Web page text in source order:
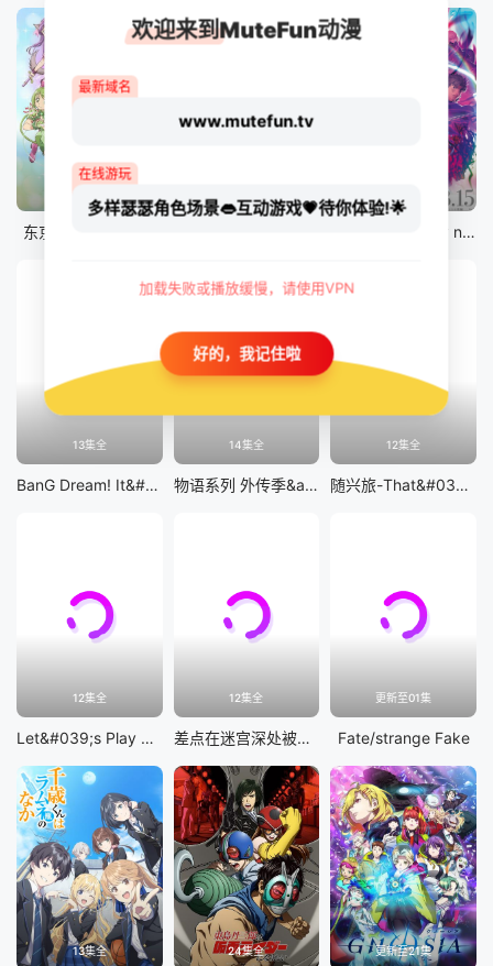
12集全
东京猫猫 NEW～♡ 剧场版 Fate/stay night [Heaven&#039;s Feel] III.spring song
13集全
BanG Dream! It&#039;s MyGO!!!!!
14集全
物语系列 外传季&amp;怪物季
12集全
随兴旅-That&#039;s Journey-
12集全
Let&#039;s Play 充满挑战的人生
12集全
差点在迷宫深处被信任的伙伴杀掉，但靠着天赐技能「无限扭蛋」获得等级9999的伙伴，我要向前队友和世界展开复仇&amp;「给他们好看！」
更新至01集
Fate/strange Fake
13集全 24集全 更新至21集
欢迎来到MuteFun动漫
最新域名
www.mutefun.tv
在线游玩
多样瑟瑟角色场景👄互动游戏💗待你体验!🌟
加载失败或播放缓慢，请使用VPN
好的，我记住啦